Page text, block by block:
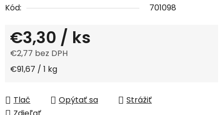
Kód:
701098
€3,30 / ks
€2,77 bez DPH
Jednotková cena:
€91,67 / 1 kg
Tlač Opýtať sa
Strážiť